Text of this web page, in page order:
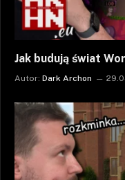
Jak budują świat
Autor: Dark Archon